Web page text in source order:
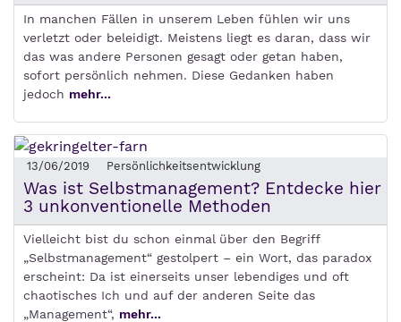
In manchen Fällen in unserem Leben fühlen wir uns
verletzt oder beleidigt. Meistens liegt es daran, dass wir
das was andere Personen gesagt oder getan haben,
sofort persönlich nehmen. Diese Gedanken haben
jedoch mehr...
13/06/2019 Persönlichkeitsentwicklung
Was ist Selbstmanagement? Entdecke hier
3 unkonventionelle Methoden
Vielleicht bist du schon einmal über den Begriff
„Selbstmanagement“ gestolpert – ein Wort, das paradox
erscheint: Da ist einerseits unser lebendiges und oft
chaotisches Ich und auf der anderen Seite das
„Management“, mehr...